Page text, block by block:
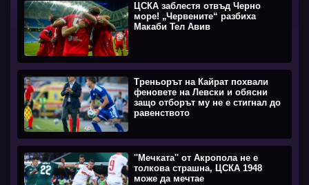
ЦСКА заблестя отвъд Черно
море! „Червените“ разбиха
Макаби Тел Авив
Треньорът на Кайрат похвали
феновете на Левски и обясни
защо отборът му не е стигнал до
равенството
''Мечката'' от Акропола не е
толкова страшна, ЦСКА 1948
може да мечтае